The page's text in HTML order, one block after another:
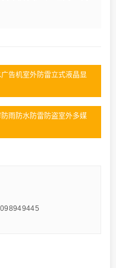
告机室外防雷立式液晶显
雨防水防雷防盗室外多媒